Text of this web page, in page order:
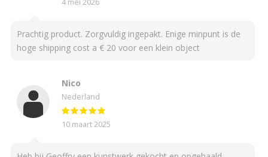
4 mei 2026
Prachtig product. Zorgvuldig ingepakt. Enige minpunt is de
hoge shipping cost a € 20 voor een klein object
Nico
Nederland
10 maart 2025